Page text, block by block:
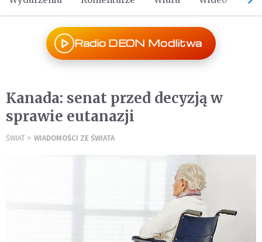
Radio DEON Modlitwa
Kanada: senat przed decyzją w
sprawie eutanazji
ŚWIAT WIADOMOŚCI ZE ŚWIATA